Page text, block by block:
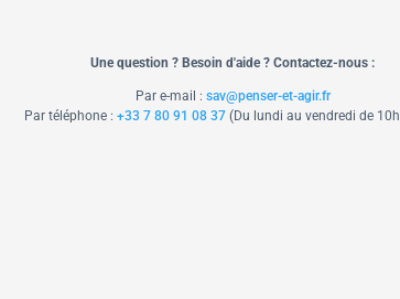
Une question ? Besoin d'aide ? Contactez-nous :
Par e-mail : sav@penser-et-agir.fr
Par téléphone : +33 7 80 91 08 37 (Du lundi au vendredi de